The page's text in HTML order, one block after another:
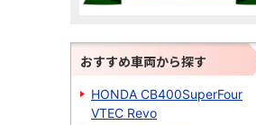
おすすめ車両から探す
HONDA CB400SuperFour
VTEC Revo